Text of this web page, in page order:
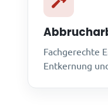
Fachgerechte
Entkernung